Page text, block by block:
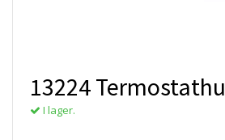
13224
I lager.